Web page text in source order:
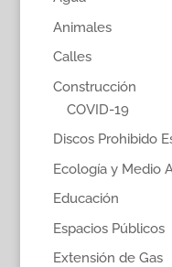
Animales
Calles
Construcción
COVID-19
Discos Prohibido
Ecología y Medio
Educación
Espacios Públicos
Extensión de Gas